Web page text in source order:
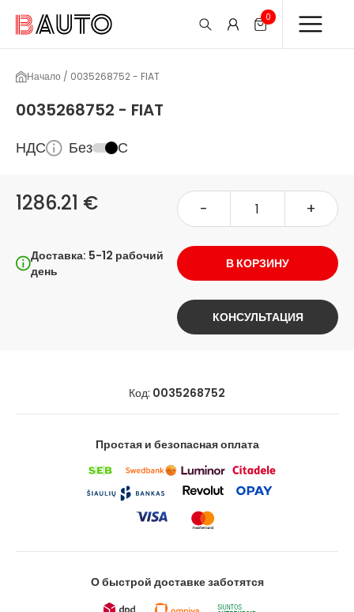
0
Начало / 0035268752 - FIAT
0035268752 - FIAT
НДС Без С
1286.21 € - +
Доставка: 5-12 рабочий
день
В КОРЗИНУ
КОНСУЛЬТАЦИЯ
Код: 0035268752
Простая и безопасная оплата
О быстрой доставке заботятся